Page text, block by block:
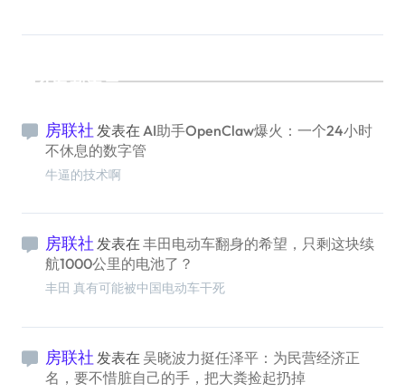
最新留言
房联社 发表在 AI助手OpenClaw爆火：一个24小时
不休息的数字管
牛逼的技术啊
房联社 发表在 丰田电动车翻身的希望，只剩这块续
航1000公里的电池了？
丰田 真有可能被中国电动车干死
房联社 发表在 吴晓波力挺任泽平：为民营经济正
名，要不惜脏自己的手，把大粪捡起扔掉